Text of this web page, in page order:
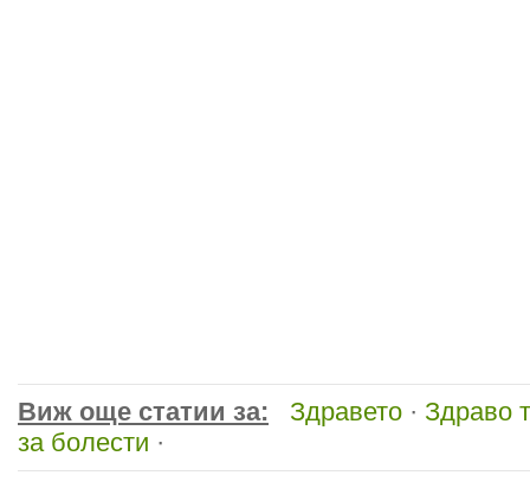
Виж още статии за: Здравето · Здраво
за болести ·